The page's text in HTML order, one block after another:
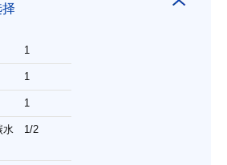
1
1
1
水
1/2